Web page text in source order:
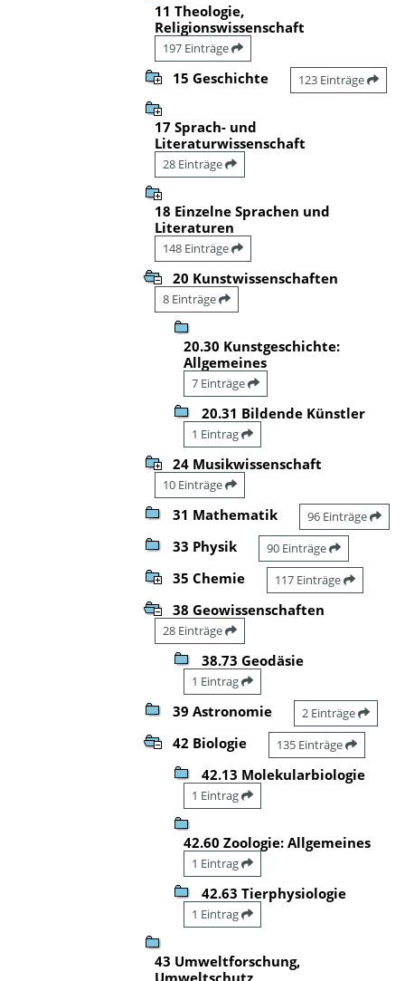
11 Theologie,
Religionswissenschaft
197 Einträge
15 Geschichte 123 Einträge
17 Sprach- und
Literaturwissenschaft
28 Einträge
18 Einzelne Sprachen und
Literaturen
148 Einträge
20 Kunstwissenschaften
8 Einträge
20.30 Kunstgeschichte:
Allgemeines
7 Einträge
20.31 Bildende Künstler
1 Eintrag
24 Musikwissenschaft
10 Einträge
31 Mathematik 96 Einträge
33 Physik 90 Einträge
35 Chemie 117 Einträge
38 Geowissenschaften
28 Einträge
38.73 Geodäsie
1 Eintrag
39 Astronomie 2 Einträge
42 Biologie 135 Einträge
42.13 Molekularbiologie
1 Eintrag
42.60 Zoologie: Allgemeines
1 Eintrag
42.63 Tierphysiologie
1 Eintrag
43 Umweltforschung,
Umweltschutz